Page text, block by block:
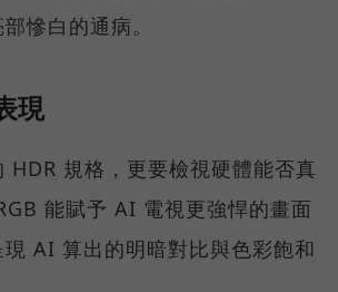
慘白的通病。
現
HDR 規格，更要檢視硬體能否真
能賦予 AI 電視更強悍的畫面
AI 算出的明暗對比與色彩飽和